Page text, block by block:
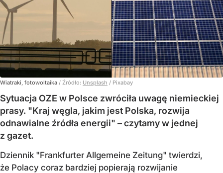
Wiatraki, fotowoltaika / Źródło: Unsplash / Pixabay
Sytuacja OZE w Polsce zwróciła uwagę niemieckiej
prasy. "Kraj węgla, jakim jest Polska, rozwija
odnawialne źródła energii" – czytamy w jednej
z gazet.
Dziennik "Frankfurter Allgemeine Zeitung" twierdzi,
że Polacy coraz bardziej popierają rozwijanie